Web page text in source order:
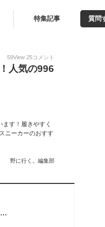
特集記事 質問
59View 25コメント
人気の996
す！履きやすく
ニーカーのおすす
野に行く。編集部
ニューバランス レディース ランニングシューズ ウォーキングシューズ スニーカー 靴 おしゃれ New Balance